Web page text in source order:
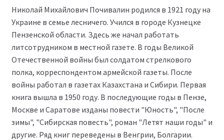
Николай Михайлович Почивалин родился в 1921 году на
Украине в семье лесничего. Учился в городе Кузнецке
Пензенской области. Здесь же начал работать
литсотрудником в местной газете. В годы Великой
Отечественной войны был солдатом стрелкового
полка, корреспондентом армейской газеты. После
войны работал в газетах Казахстана и Сибири. Первая
книга вышла в 1950 году. В последующие годы в Пензе,
Москве и Саратове изданы повести "Юность", "После
зимы", "Сибирская повесть", роман "Летят наши годы" и
другие. Ряд книг переведены в Венгрии, Болгарии.